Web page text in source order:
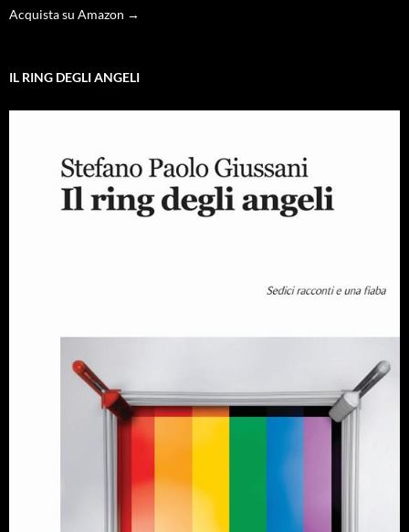
Acquista su Amazon →
IL RING DEGLI ANGELI